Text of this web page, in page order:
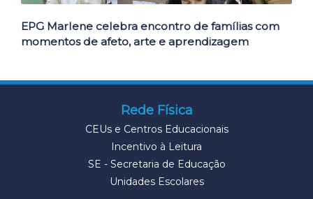
EPG Marlene celebra encontro de famílias com
momentos de afeto, arte e aprendizagem
Rede Física
CEUs e Centros Educacionais
Incentivo à Leitura
SE - Secretaria de Educação
Unidades Escolares